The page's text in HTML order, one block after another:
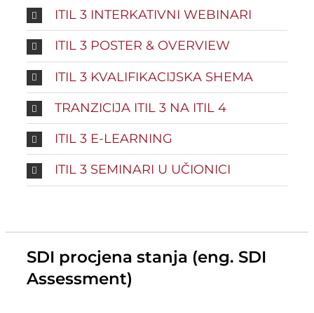
ITIL 3 INTERKATIVNI WEBINARI
ITIL 3 POSTER & OVERVIEW
ITIL 3 KVALIFIKACIJSKA SHEMA
TRANZICIJA ITIL 3 NA ITIL 4
ITIL 3 E-LEARNING
ITIL 3 SEMINARI U UČIONICI
SDI procjena stanja (eng. SDI
Assessment)